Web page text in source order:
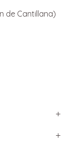
de Cantillana)